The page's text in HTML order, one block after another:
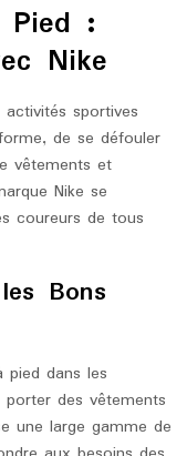
:
Nike
sportives
de se défouler
vêtements et
Nike se
coureurs de tous
Bons
dans les
des vêtements
une large gamme de